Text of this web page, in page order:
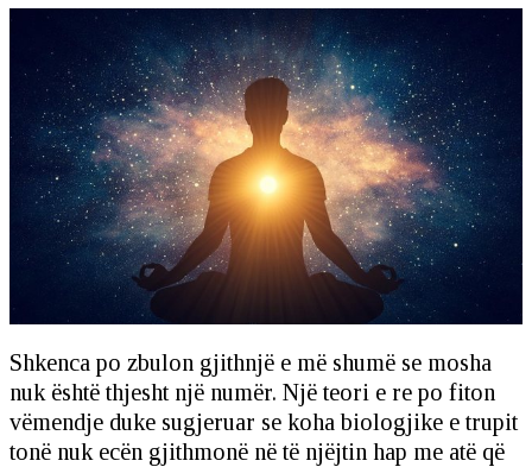
Shkenca po zbulon gjithnjë e më shumë se mosha
nuk është thjesht një numër. Një teori e re po fiton
vëmendje duke sugjeruar se koha biologjike e trupit
tonë nuk ecën gjithmonë në të njëjtin hap me atë që